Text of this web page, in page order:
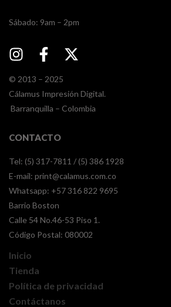
​​Sábado: 9am – 2pm
© 2013 – 2025
Cálamus Impresión Digital.
Barranquilla – Colombia
CONTACTO
Tel: (5) 317-7811 / (5) 386 1928
E-mail: print@calamus.com.co
Whatsapp: +57 316 822 9695
Barrio Boston
Calle 54 No.46-53 Piso 1.
Código Postal: 080002
Inicio
Tienda
Política de privacidad
Contáctanos